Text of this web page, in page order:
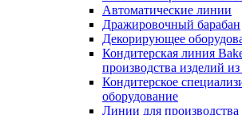
Автоматические линии
Дражировочный барабан
Декорирующее
Кондитерская линия
производства изделий из
Кондитерское
оборудование
Линии для производства